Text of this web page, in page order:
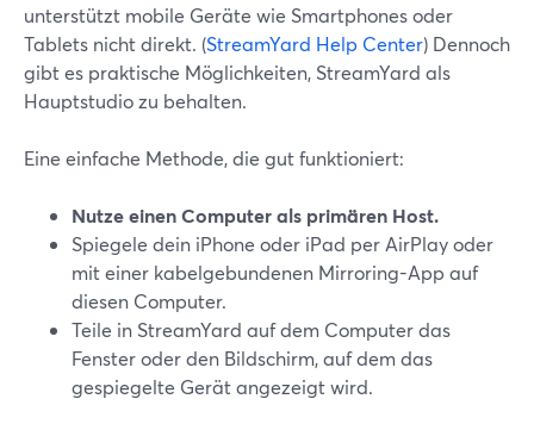
unterstützt mobile Geräte wie Smartphones oder
Tablets nicht direkt. (StreamYard Help Center) Dennoch
gibt es praktische Möglichkeiten, StreamYard als
Hauptstudio zu behalten.
Eine einfache Methode, die gut funktioniert:
Nutze einen Computer als primären Host.
Spiegele dein iPhone oder iPad per AirPlay oder
mit einer kabelgebundenen Mirroring-App auf
diesen Computer.
Teile in StreamYard auf dem Computer das
Fenster oder den Bildschirm, auf dem das
gespiegelte Gerät angezeigt wird.